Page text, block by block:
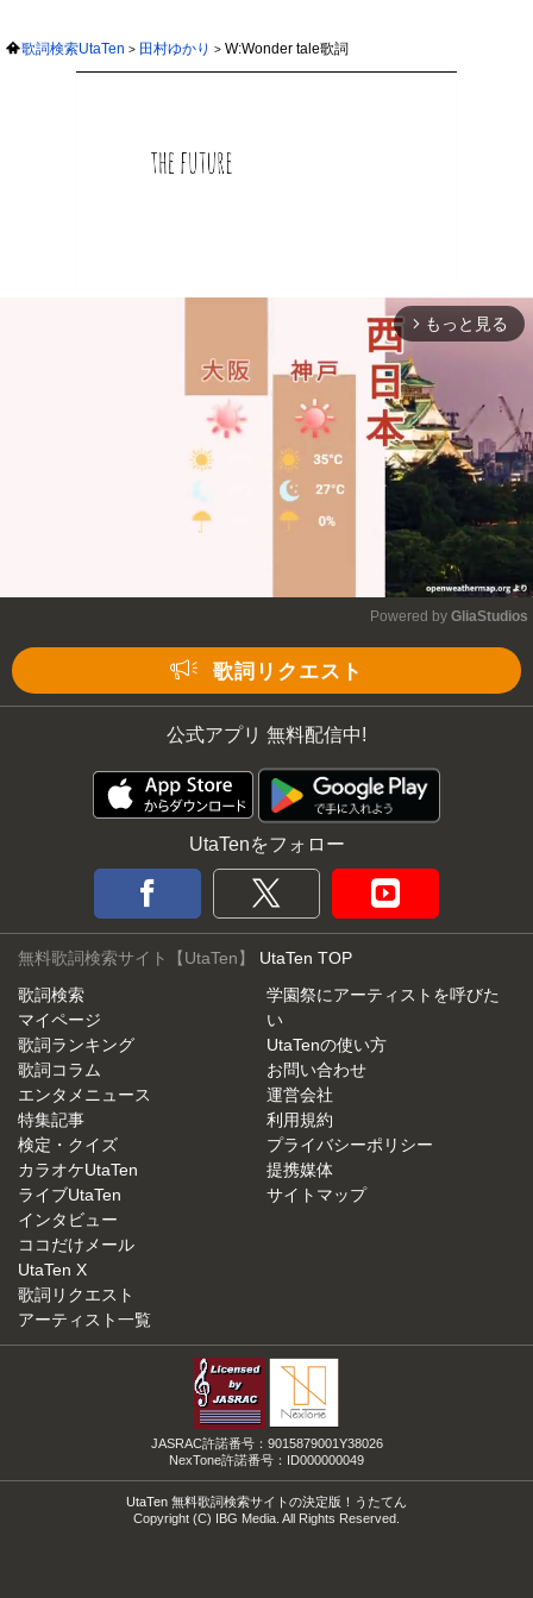
歌詞検索UtaTen 田村ゆかり W:Wonder tale歌詞
arrow_forward_ios もっと見る
Powered by GliaStudios
歌詞リクエスト
公式アプリ 無料配信中!
UtaTenをフォロー
無料歌詞検索サイト【UtaTen】 UtaTen TOP
歌詞検索
マイページ
歌詞ランキング
歌詞コラム
エンタメニュース
特集記事
検定・クイズ
カラオケUtaTen
ライブUtaTen
インタビュー
ココだけメール
UtaTen X
歌詞リクエスト
アーティスト一覧
学園祭にアーティストを呼びた
い
UtaTenの使い方
お問い合わせ
運営会社
利用規約
プライバシーポリシー
提携媒体
サイトマップ
JASRAC許諾番号：9015879001Y38026
NexTone許諾番号：ID000000049
UtaTen 無料歌詞検索サイトの決定版！うたてん
Copyright (C) IBG Media. All Rights Reserved.